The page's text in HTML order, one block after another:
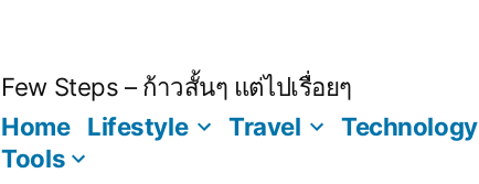
Few Steps – ก้าวสั้นๆ แต่ไปเรื่อยๆ
Home
Lifestyle Travel Technology
Tools